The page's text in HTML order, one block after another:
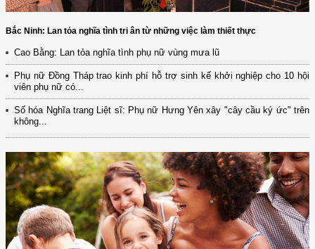
Bắc Ninh: Lan tỏa nghĩa tình tri ân từ những việc làm thiết thực
Cao Bằng: Lan tỏa nghĩa tình phụ nữ vùng mưa lũ
Phụ nữ Đồng Tháp trao kinh phí hỗ trợ sinh kế khởi nghiệp cho 10 hội
viên phụ nữ có...
Số hóa Nghĩa trang Liệt sĩ: Phụ nữ Hưng Yên xây "cây cầu ký ức" trên
không...